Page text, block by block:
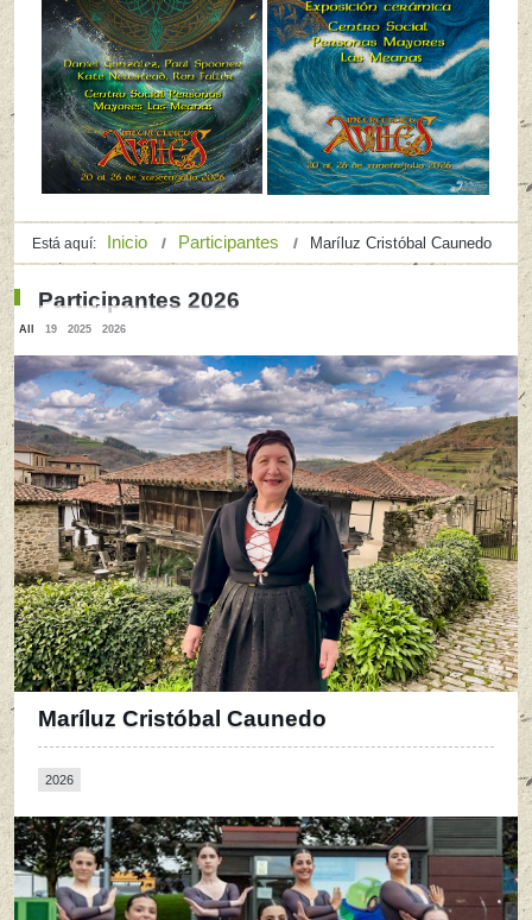
Está aquí: Inicio Participantes Maríluz Cristóbal Caunedo
Participantes 2026
All 19 2025 2026
Maríluz Cristóbal Caunedo
2026